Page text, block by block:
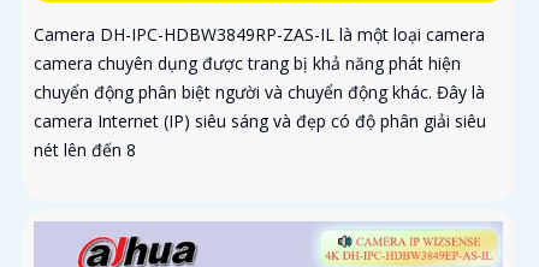
Camera DH-IPC-HDBW3849RP-ZAS-IL là một loại camera
camera chuyên dụng được trang bị khả năng phát hiện
chuyển động phân biệt người và chuyển động khác. Đây là
camera Internet (IP) siêu sáng và đẹp có độ phân giải siêu
nét lên đến 8